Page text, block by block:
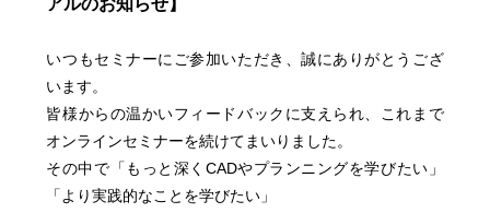
アルのお知らせ】
いつもセミナーにご参加いただき、誠にありがとうござ
います。
皆様からの温かいフィードバックに支えられ、これまで
オンラインセミナーを続けてまいりました。
その中で「もっと深くCADやプランニングを学びたい」
「より実践的なことを学びたい」